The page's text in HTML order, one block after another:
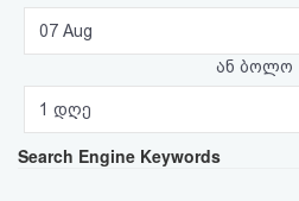
რეგისტრაცია
პაროლის
აღდგენა
07 Aug
ან ბოლო
1 დღე
Search Engine Keywords